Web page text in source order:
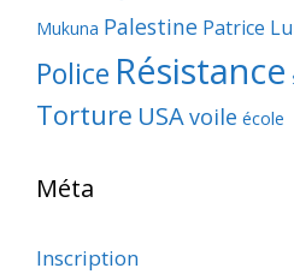
Mukuna Palestine Patrice
Police Résistance
Torture USAvoile école
Méta
Inscription